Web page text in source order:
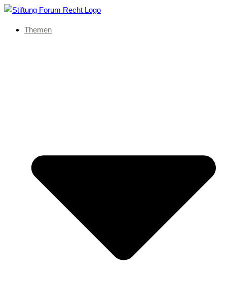
Themen